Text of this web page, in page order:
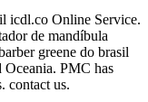
icdl.co Online Service.
de mandíbula
greene do brasil
Oceania. PMC has
contact us.